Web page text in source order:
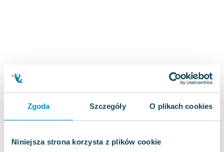
Zgoda Szczegóły O plikach cookies
Niniejsza strona korzysta z plików cookie
Michael Scott
Piotr Semka
Jarosław Iwaszkiewicz
Joseph Murphy
Aleksander Puszkin